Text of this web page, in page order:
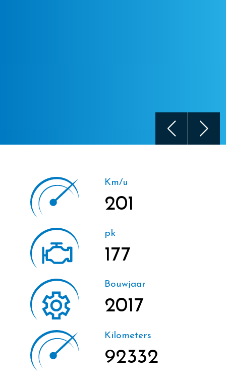
Km/u
201
pk
177
Bouwjaar
2017
Kilometers
92332